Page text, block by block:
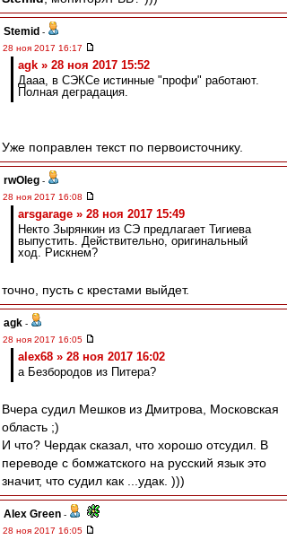
Stemid -
28 ноя 2017 16:17
agk » 28 ноя 2017 15:52
Дааа, в СЭКСе истинные "профи" работают.
Полная деградация.
Уже поправлен текст по первоисточнику.
rwOleg -
28 ноя 2017 16:08
arsgarage » 28 ноя 2017 15:49
Некто Зырянкин из СЭ предлагает Тигиева
выпустить. Действительно, оригинальный
ход. Рискнем?
точно, пусть с крестами выйдет.
agk -
28 ноя 2017 16:05
alex68 » 28 ноя 2017 16:02
а Безбородов из Питера?
Вчера судил Мешков из Дмитрова, Московская
область ;)
И что? Чердак сказал, что хорошо отсудил. В
переводе с бомжатского на русский язык это
значит, что судил как ...удак. )))
Alex Green -
28 ноя 2017 16:05